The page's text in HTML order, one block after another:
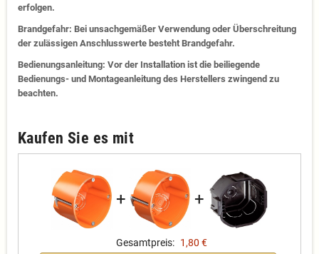
erfolgen.
Brandgefahr: Bei unsachgemäßer Verwendung oder Überschreitung
der zulässigen Anschlusswerte besteht Brandgefahr.
Bedienungsanleitung: Vor der Installation ist die beiliegende
Bedienungs- und Montageanleitung des Herstellers zwingend zu
beachten.
Kaufen Sie es mit
+ +
Gesamtpreis: 1,80 €